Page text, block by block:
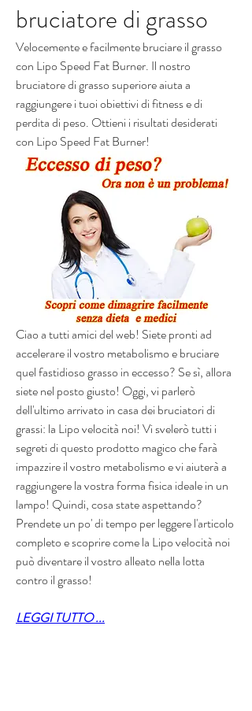
bruciatore di grasso
Velocemente e facilmente bruciare il grasso
con Lipo Speed Fat Burner. Il nostro
bruciatore di grasso superiore aiuta a
raggiungere i tuoi obiettivi di fitness e di
perdita di peso. Ottieni i risultati desiderati
con Lipo Speed Fat Burner!
Ciao a tutti amici del web! Siete pronti ad
accelerare il vostro metabolismo e bruciare
quel fastidioso grasso in eccesso? Se sì, allora
siete nel posto giusto! Oggi, vi parlerò
dell'ultimo arrivato in casa dei bruciatori di
grassi: la Lipo velocità noi! Vi svelerò tutti i
segreti di questo prodotto magico che farà
impazzire il vostro metabolismo e vi aiuterà a
raggiungere la vostra forma fisica ideale in un
lampo! Quindi, cosa state aspettando?
Prendete un po' di tempo per leggere l'articolo
completo e scoprire come la Lipo velocità noi
può diventare il vostro alleato nella lotta
contro il grasso!
LEGGI TUTTO ...